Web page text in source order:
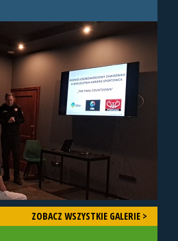
ZOBACZ WSZYSTKIE GALERIE >